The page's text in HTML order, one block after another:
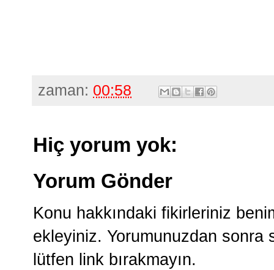
zaman: 00:58
Hiç yorum yok:
Yorum Gönder
Konu hakkındaki fikirleriniz
ekleyiniz. Yorumunuzdan
lütfen link bırakmayın.